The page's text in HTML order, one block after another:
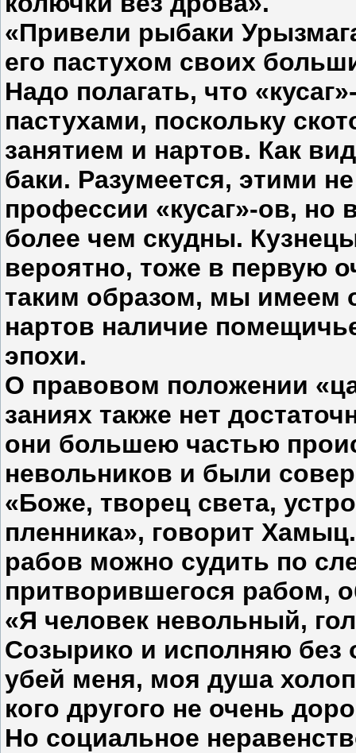
«Привели рыбаки
его пастухом своих
Надо полагать, что
пастухами, поскольку
занятием и нартов. Как
баки. Разумеется, этими
профес­сии «кусаг»-ов, но
более чем скудны.
вероятно, тоже в первую
таким образом, мы имеем
нартов наличие
эпохи.
О правовом положении
заниях также нет
они большею частью
невольников и были
«Боже, творец света,
пленника», говорит
рабов можно судить по
притворившегося рабом,
«Я человек невольный,
Созырико и исполняю без
убей меня, моя душа
кого другого не очень
Но социальное